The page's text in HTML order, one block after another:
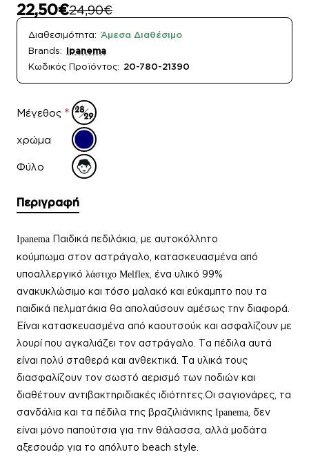
22,50€24,90€
Διαθεσιμότητα: Άμεσα Διαθέσιμο
Brands: Ipanema
Κωδικός Προϊόντος: 20-780-21390
Μέγεθος
χρώμα
Φύλο
Περιγραφή
Ipanema Παιδικά πεδιλάκια, με αυτοκόλλητο
κούμπωμα στον αστράγαλο, κατασκευασμένα από
υποαλλεργικό λάστιχο Melflex , ένα υλικό 99%
ανακυκλώσιμο και τόσο μαλακό και εύκαμπτο που τα
παιδικά πελματάκια θα απολαύσουν αμέσως την διαφορά.
Είναι κατασκευασμένα από καουτσούκ και ασφαλίζουν με
λουρί που αγκαλιάζει τον αστράγαλο. Τα πέδιλα αυτά
είναι πολύ σταθερά και ανθεκτικά. Τα υλικά τους
διασφαλίζουν τον σωστό αερισμό των ποδιών και
διαθέτουν αντιβακτηριδιακές ιδιότητες. Οι σαγιονάρες, τα
σανδάλια και τα πέδιλα της βραζιλιάνικης Ipanema , δεν
είναι μόνο παπούτσια για την θάλασσα, αλλά μοδάτα
αξεσουάρ για το απόλυτο beach style.